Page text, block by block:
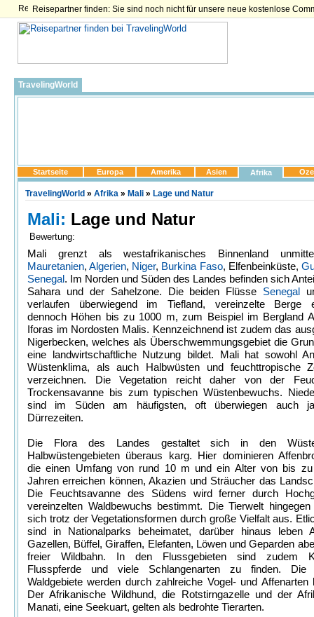
Reisepartner finden: Sie sind noch nicht für unsere neue kostenlose
TravelingWorld
Startseite Europa Amerika Asien Afrika
TravelingWorld » Afrika » Mali » Lage und Natur
Mali: Lage und Natur
Bewertung:
Mali grenzt als westafrikanisches Binnenland
Mauretanien,Algerien, Niger, Burkina Faso, Elfenbeinküste,
Senegal. Im Norden und Süden des Landes befinden sich
Sahara und der Sahelzone. Die beiden Flüsse Senegal
verlaufen überwiegend im Tiefland, vereinzelte Berge
dennoch Höhen bis zu 1000 m, zum Beispiel im Bergland
Iforas im Nordosten Malis. Kennzeichnend ist zudem das
Nigerbecken, welches als Überschwemmungsgebiet die
eine landwirtschaftliche Nutzung bildet. Mali hat sowohl
Wüstenklima, als auch Halbwüsten und feuchttropische
verzeichnen. Die Vegetation reicht daher von der
Trockensavanne bis zum typischen Wüstenbewuchs.
sind im Süden am häufigsten, oft überwiegen auch
Dürrezeiten.
Die Flora des Landes gestaltet sich in den
Halbwüstengebieten überaus karg. Hier dominieren
die einen Umfang von rund 10 m und ein Alter von bis zu
Jahren erreichen können, Akazien und Sträucher das
Die Feuchtsavanne des Südens wird ferner durch
vereinzelten Waldbewuchs bestimmt. Die Tierwelt hingegen
sich trotz der Vegetationsformen durch große Vielfalt aus.
sind in Nationalparks beheimatet, darüber hinaus leben
Gazellen, Büffel, Giraffen, Elefanten, Löwen und Geparden
freier Wildbahn. In den Flussgebieten sind zudem
Flusspferde und viele Schlangenarten zu finden. Die
Waldgebiete werden durch zahlreiche Vogel- und Affenarten
Der Afrikanische Wildhund, die Rotstirngazelle und der
Manati, eine Seekuart, gelten als bedrohte Tierarten.